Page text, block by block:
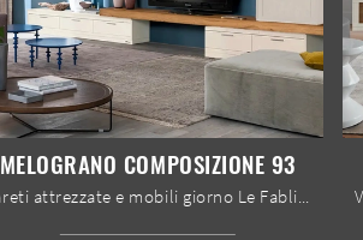
MELOGRANO COMPOSIZIONE 93